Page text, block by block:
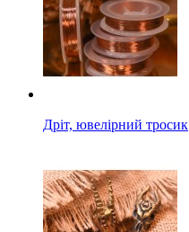
Дріт, ювелірний тросик